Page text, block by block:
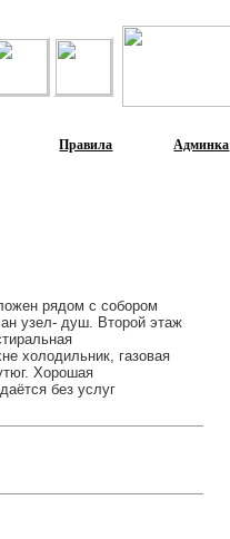
Правила Админка
рядом с собором
узел- душ. Второй этаж
холодильник, газовая
Хорошая
без услуг